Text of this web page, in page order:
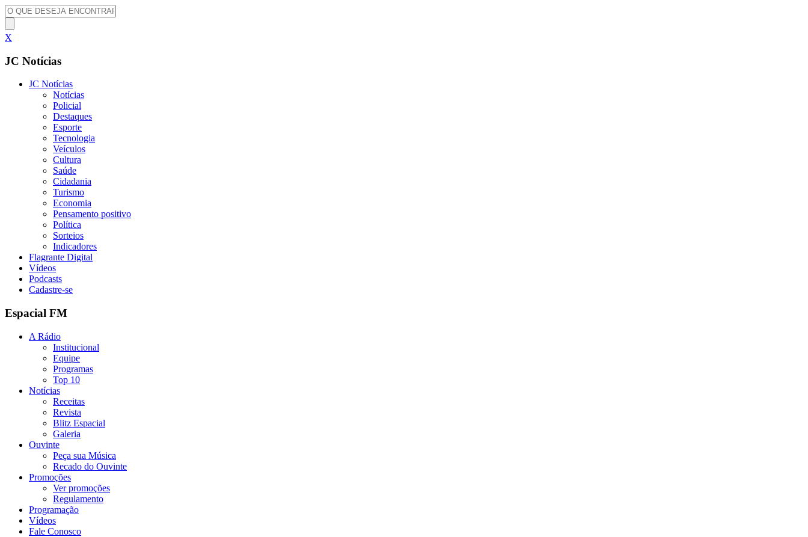
X
JC Notícias
JC Notícias
Notícias
Policial
Destaques
Esporte
Tecnologia
Veículos
Cultura
Saúde
Cidadania
Turismo
Economia
Pensamento positivo
Política
Sorteios
Indicadores
Flagrante Digital
Vídeos
Podcasts
Cadastre-se
Espacial FM
A Rádio
Institucional
Equipe
Programas
Top 10
Notícias
Receitas
Revista
Blitz Espacial
Galeria
Ouvinte
Peça sua Música
Recado do Ouvinte
Promoções
Ver promoções
Regulamento
Programação
Vídeos
Fale Conosco